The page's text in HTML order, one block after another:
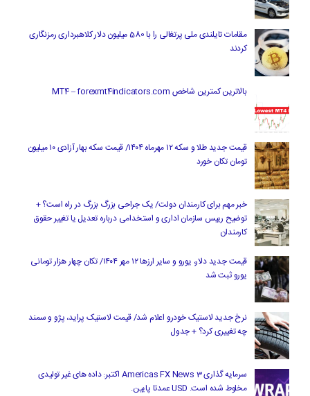
مقامات تایلندی ملی پرتغالی را با 580 میلیون دلار کلاهبرداری رمزنگاری
کردند
بالاترین کمترین شاخص MT4 – forexmt4indicators.com
قیمت جدید طلا و سکه ۱۲ مهرماه ۱۴۰۴/ قیمت سکه بهار آزادی ۱۰ میلیون
تومان تکان خورد
خبر مهم برای کارمندان دولت/ یک جراحی بزرگ بزرگ در راه است؟ +
توضیح رییس سازمان اداری و استخدامی درباره تعدیل یا تغییر حقوق
کارمندان
قیمت جدید دلار، یورو و سایر ارزها ۱۲ مهر ۱۴۰۴/ تکان چهار هزار تومانی
یورو ثبت شد
نرخ جدید لاستیک خودرو اعلام شد/ قیمت لاستیک پراید، پژو و سمند
چه تغییری کرد؟ + جدول
سرمایه گذاری Americas FX News 3 اکتبر: داده های غیر تولیدی
مخلوط شده است. USD عمدتا پایین.